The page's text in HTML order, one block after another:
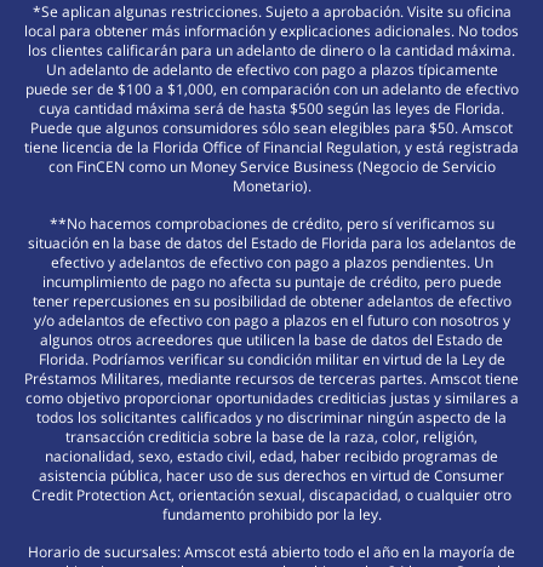
*Se aplican algunas restricciones. Sujeto a aprobación. Visite su oficina
local para obtener más información y explicaciones adicionales. No todos
los clientes calificarán para un adelanto de dinero o la cantidad máxima.
Un adelanto de adelanto de efectivo con pago a plazos típicamente
puede ser de $100 a $1,000, en comparación con un adelanto de efectivo
cuya cantidad máxima será de hasta $500 según las leyes de Florida.
Puede que algunos consumidores sólo sean elegibles para $50. Amscot
tiene licencia de la Florida Office of Financial Regulation, y está registrada
con FinCEN como un Money Service Business (Negocio de Servicio
Monetario).
**No hacemos comprobaciones de crédito, pero sí verificamos su
situación en la base de datos del Estado de Florida para los adelantos de
efectivo y adelantos de efectivo con pago a plazos pendientes. Un
incumplimiento de pago no afecta su puntaje de crédito, pero puede
tener repercusiones en su posibilidad de obtener adelantos de efectivo
y/o adelantos de efectivo con pago a plazos en el futuro con nosotros y
algunos otros acreedores que utilicen la base de datos del Estado de
Florida. Podríamos verificar su condición militar en virtud de la Ley de
Préstamos Militares, mediante recursos de terceras partes. Amscot tiene
como objetivo proporcionar oportunidades crediticias justas y similares a
todos los solicitantes calificados y no discriminar ningún aspecto de la
transacción crediticia sobre la base de la raza, color, religión,
nacionalidad, sexo, estado civil, edad, haber recibido programas de
asistencia pública, hacer uso de sus derechos en virtud de Consumer
Credit Protection Act, orientación sexual, discapacidad, o cualquier otro
fundamento prohibido por la ley.
Horario de sucursales: Amscot está abierto todo el año en la mayoría de